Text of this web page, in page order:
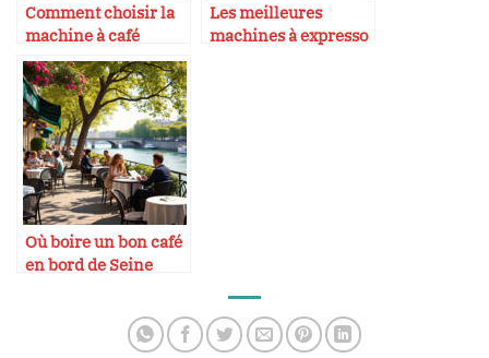
Comment choisir la
machine à café
idéale pour son
entreprise
Les meilleures
machines à expresso
Où boire un bon café
en bord de Seine